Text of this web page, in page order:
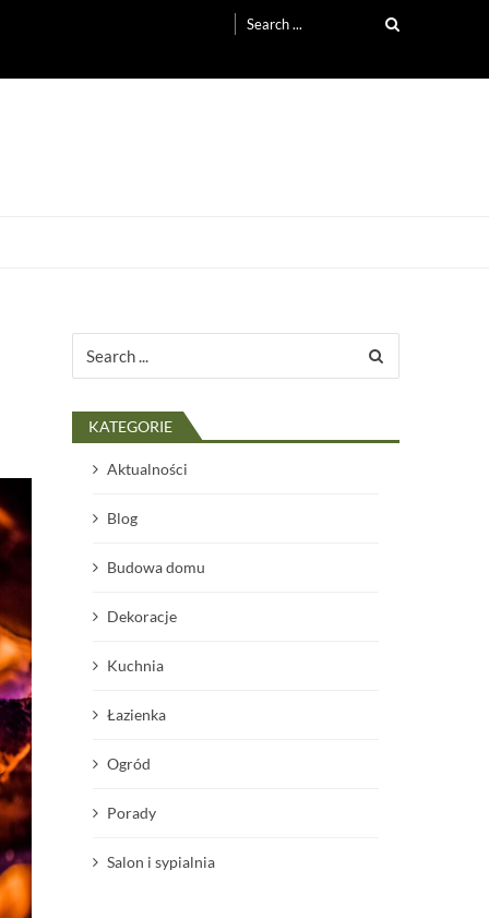
for:
for:
KATEGORIE
Aktualności
Blog
Budowa domu
Dekoracje
Kuchnia
Łazienka
Ogród
Porady
Salon i sypialnia